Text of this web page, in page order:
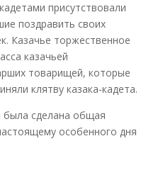
присутствовали
поздравить своих
Казачье торжественное
казачьей
товарищей, которые
клятву казака-кадета.
была сделана общая
особенного дня